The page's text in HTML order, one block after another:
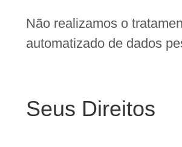
Não realizamos o
automatizado de dados
Seus Direitos